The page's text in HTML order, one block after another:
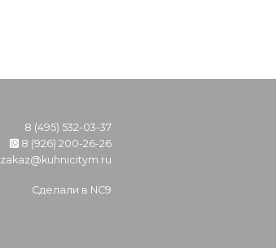
8 (495) 532-03-37
8 (926) 200-26-26
zakaz@kuhnicitym.ru
Сделали в NC9